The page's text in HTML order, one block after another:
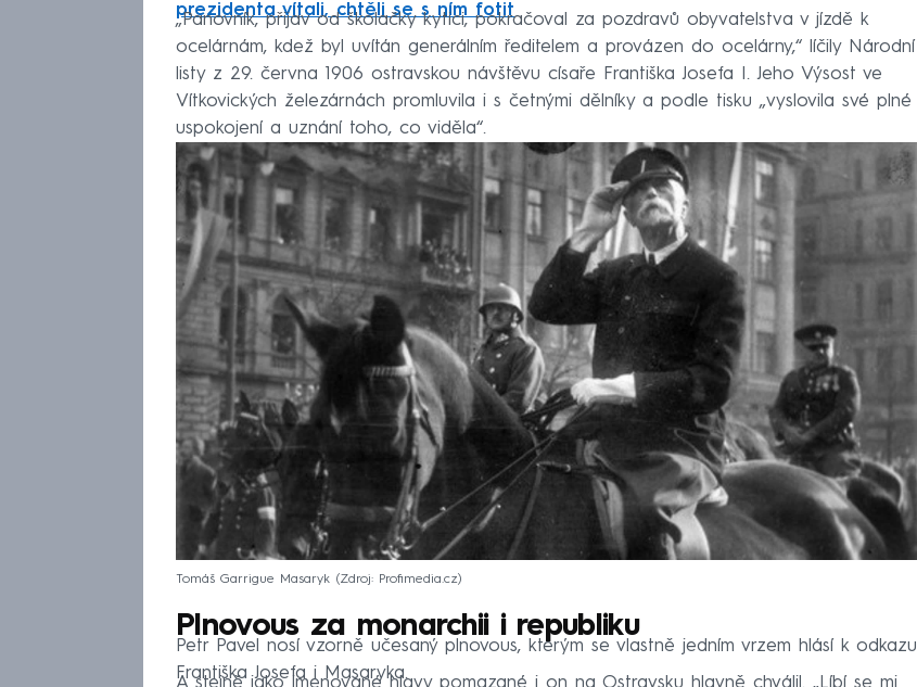
prezidenta vítali, chtěli se s ním fotit
„Panovník, přijav od školačky kytici, pokračoval za pozdravů obyvatelstva v jízdě k
ocelárnám, kdež byl uvítán generálním ředitelem a provázen do ocelárny,“ líčily Národní
listy z 29. června 1906 ostravskou návštěvu císaře Františka Josefa I. Jeho Výsost ve
Vítkovických železárnách promluvila i s četnými dělníky a podle tisku „vyslovila své plné
uspokojení a uznání toho, co viděla“.
Tomáš Garrigue Masaryk Zdroj: Profimedia.cz
Plnovous za monarchii i republiku
Petr Pavel nosí vzorně učesaný plnovous, kterým se vlastně jedním vrzem hlásí k odkazu
Františka Josefa i Masaryka.
A stejně jako jmenované hlavy pomazané i on na Ostravsku hlavně chválil. „Líbí se mi